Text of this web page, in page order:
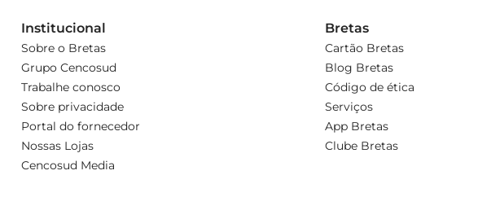
Institucional
Sobre o Bretas
Grupo Cencosud
Trabalhe conosco
Sobre privacidade
Portal do fornecedor
Nossas Lojas
Cencosud Media
Bretas
Cartão Bretas
Blog Bretas
Código de ética
Serviços
App Bretas
Clube Bretas